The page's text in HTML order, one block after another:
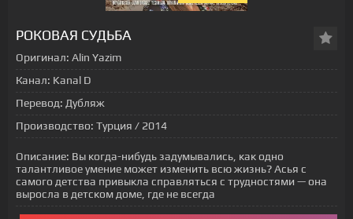
РОКОВАЯ СУДЬБА
Оригинал: Alin Yazim
Канал: Kanal D
Перевод: Дубляж
Производство: Турция / 2014
Описание: Вы когда-нибудь задумывались, как одно
талантливое умение может изменить всю жизнь? Асья с
самого детства привыкла справляться с трудностями — она
выросла в детском доме, где не всегда